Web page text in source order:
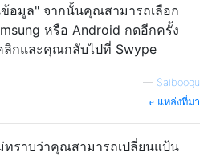
อมูล" จากนั้นคุณสามารถเลือก
หรือ Android กดอีกครั้ง
ลิกและคุณกลับไปที่ Swype
— Saiboogu
แหล่งที่มา
ทราบว่าคุณสามารถเปลี่ยนแป้น